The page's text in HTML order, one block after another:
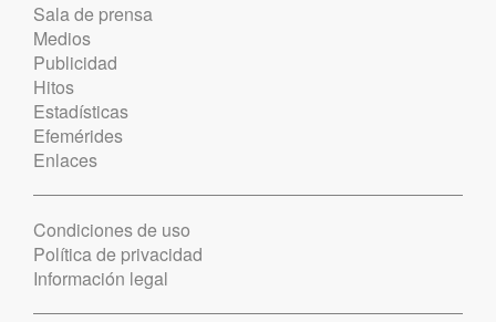
Sala de prensa
Medios
Publicidad
Hitos
Estadísticas
Efemérides
Enlaces
Condiciones de uso
Política de privacidad
Información legal